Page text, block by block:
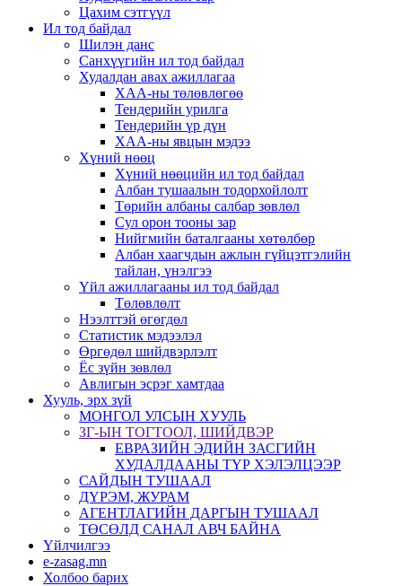
Цахим сэтгүүл
Ил тод байдал
Шилэн данс
Санхүүгийн ил тод байдал
Худалдан авах ажиллагаа
ХАА-ны төлөвлөгөө
Тендерийн урилга
Тендерийн үр дүн
ХАА-ны явцын мэдээ
Хүний нөөц
Хүний нөөцийн ил тод байдал
Албан тушаалын тодорхойлолт
Төрийн албаны салбар зөвлөл
Сул орон тооны зар
Нийгмийн баталгааны хөтөлбөр
Албан хаагчдын ажлын гүйцэтгэлийн
тайлан, үнэлгээ
Үйл ажиллагааны ил тод байдал
Төлөвлөлт
Нээлттэй өгөгдөл
Статистик мэдээлэл
Өргөдөл шийдвэрлэлт
Ёс зүйн зөвлөл
Авлигын эсрэг хамтдаа
Хууль, эрх зүй
МОНГОЛ УЛСЫН ХУУЛЬ
ЗГ-ЫН ТОГТООЛ, ШИЙДВЭР
ЕВРАЗИЙН ЭДИЙН ЗАСГИЙН
ХУДАЛДААНЫ ТҮР ХЭЛЭЛЦЭЭР
САЙДЫН ТУШААЛ
ДҮРЭМ, ЖУРАМ
АГЕНТЛАГИЙН ДАРГЫН ТУШААЛ
ТӨСӨЛД САНАЛ АВЧ БАЙНА
Үйлчилгээ
e-zasag.mn
Холбоо барих